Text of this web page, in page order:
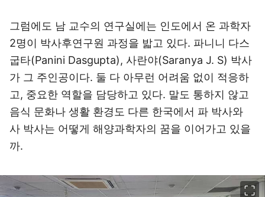
그럼에도 남 교수의 연구실에는 인도에서 온 과학자
2명이 박사후연구원 과정을 밟고 있다. 파니니 다스
굽타(Panini Dasgupta), 사란야(Saranya J. S) 박사
가 그 주인공이다. 둘 다 아무런 어려움 없이 적응하
고, 중요한 역할을 담당하고 있다. 말도 통하지 않고
음식 문화나 생활 환경도 다른 한국에서 파 박사와
사 박사는 어떻게 해양과학자의 꿈을 이어가고 있을
까.